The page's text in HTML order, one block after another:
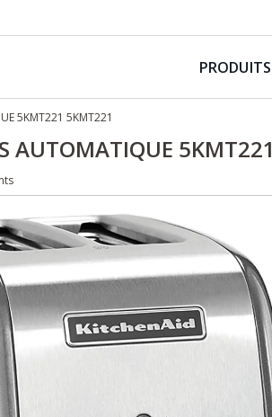
PRODUITS
5KMT221 5KMT221
AUTOMATIQUE